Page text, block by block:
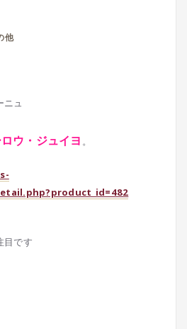
他
ニュ
ロウ・ジュイヨ 。
目です